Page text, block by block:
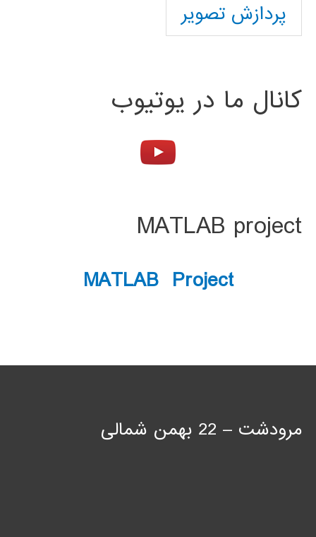
پردازش تصویر
کانال ما در یوتیوب
MATLAB project
MATLAB Project
مرودشت – 22 بهمن شمالی